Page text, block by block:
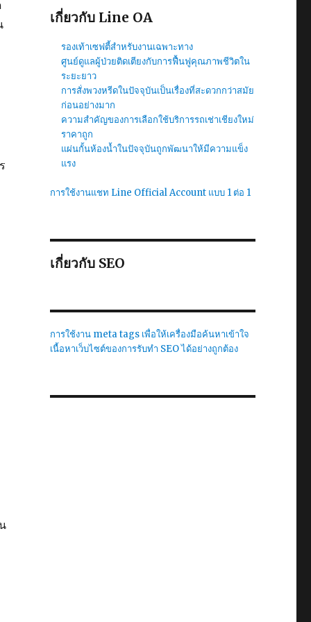
เกี่ยวกับ Line OA
รองเท้าเซฟตี้สำหรับงานเฉพาะทาง
ศูนย์ดูแลผู้ป่วยติดเตียงกับการฟื้นฟูคุณภาพชีวิตใน
ระยะยาว
การสั่งพวงหรีดในปัจจุบันเป็นเรื่องที่สะดวกกว่าสมัย
ก่อนอย่างมาก
ความสำคัญของการเลือกใช้บริการรถเช่าเชียงใหม่
ราคาถูก
แผ่นกั้นห้องน้ำในปัจจุบันถูกพัฒนาให้มีความแข็ง
แรง
การใช้งานแชท Line Official Account แบบ 1 ต่อ 1
เกี่ยวกับ SEO
การใช้งาน meta tags เพื่อให้เครื่องมือค้นหาเข้าใจ
เนื้อหาเว็บไซต์ของการรับทำ SEO ได้อย่างถูกต้อง